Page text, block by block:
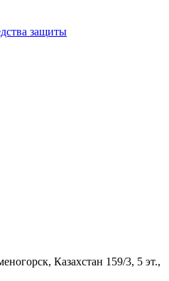
защиты
Казахстан 159/3, 5 эт.,